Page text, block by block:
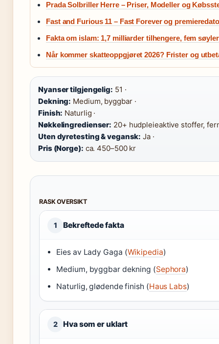
Prada Solbriller Herre – Priser, Modeller og
Fast and Furious 11 – Fast Forever og
Fakta om islam: 1,7 milliarder tilhengere, fem
Når kommer skatteoppgjøret 2026? Frister og
Nyanser tilgjengelig: 51 ·
Dekning: Medium, byggbar ·
Finish: Naturlig ·
Nøkkelingredienser: 20+ hudpleieaktive stoffer,
Uten dyretesting & vegansk: Ja ·
Pris (Norge): ca. 450–500 kr
RASK OVERSIKT
1 Bekreftede fakta
Eies av Lady Gaga (Wikipedia)
Medium, byggbar dekning (Sephora)
Naturlig, glødende finish (Haus Labs)
2 Hva som er uklart